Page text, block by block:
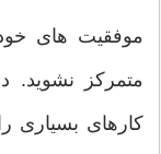
موفقیت های خود
متمرکز نشوید.
کارهای بسیاری